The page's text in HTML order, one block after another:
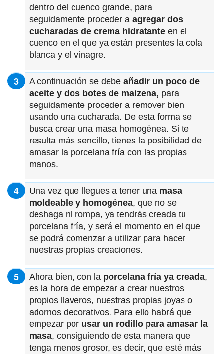
dentro del cuenco grande, para
seguidamente proceder a agregar dos
cucharadas de crema hidratante en el
cuenco en el que ya están presentes la cola
blanca y el vinagre.
A continuación se debe añadir un poco de
aceite y dos botes de maizena, para
seguidamente proceder a remover bien
usando una cucharada. De esta forma se
busca crear una masa homogénea. Si te
resulta más sencillo, tienes la posibilidad de
amasar la porcelana fría con las propias
manos.
Una vez que llegues a tener una masa
moldeable y homogénea, que no se
deshaga ni rompa, ya tendrás creada tu
porcelana fría, y será el momento en el que
se podrá comenzar a utilizar para hacer
nuestras propias creaciones.
Ahora bien, con la porcelana fría ya creada,
es la hora de empezar a crear nuestros
propios llaveros, nuestras propias joyas o
adornos decorativos. Para ello habrá que
empezar por usar un rodillo para amasar la
masa, consiguiendo de esta manera que
tenga menos grosor, es decir, que esté más